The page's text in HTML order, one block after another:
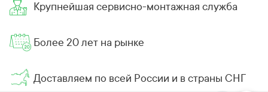
Крупнейшая сервисно-монтажная служба
Более 20 лет на рынке
Доставляем по всей России и в страны СНГ